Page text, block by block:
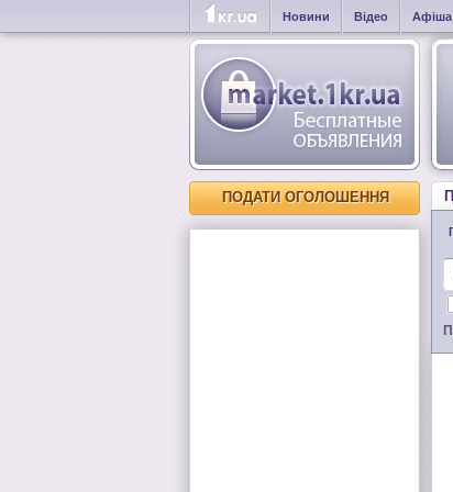
Новини Відео Афіша
ПОДАТИ ОГОЛОШЕННЯ